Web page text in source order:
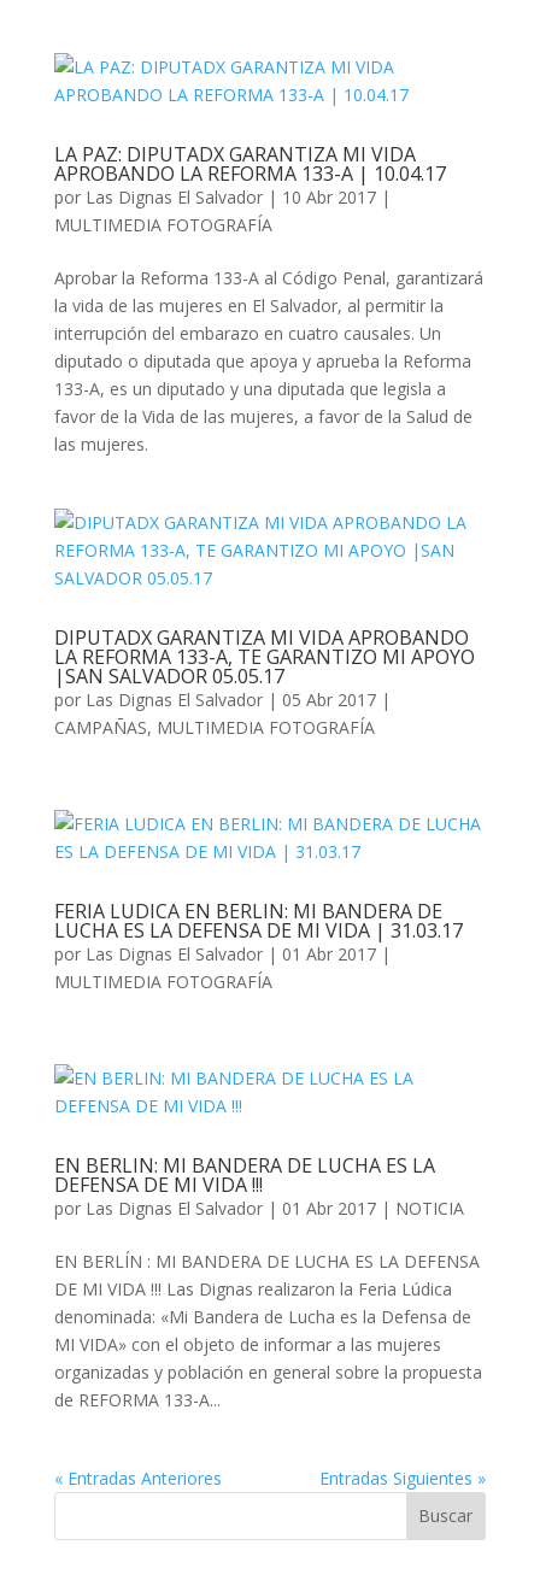
LA PAZ: DIPUTADX GARANTIZA MI VIDA
APROBANDO LA REFORMA 133-A | 10.04.17
por Las Dignas El Salvador| 10 Abr 2017|
MULTIMEDIA FOTOGRAFÍA
Aprobar la Reforma 133-A al Código Penal, garantizará
la vida de las mujeres en El Salvador, al permitir la
interrupción del embarazo en cuatro causales. Un
diputado o diputada que apoya y aprueba la Reforma
133-A, es un diputado y una diputada que legisla a
favor de la Vida de las mujeres, a favor de la Salud de
las mujeres.
DIPUTADX GARANTIZA MI VIDA APROBANDO
LA REFORMA 133-A, TE GARANTIZO MI APOYO
|SAN SALVADOR 05.05.17
por Las Dignas El Salvador| 05 Abr 2017|
CAMPAÑAS, MULTIMEDIA FOTOGRAFÍA
FERIA LUDICA EN BERLIN: MI BANDERA DE
LUCHA ES LA DEFENSA DE MI VIDA | 31.03.17
por Las Dignas El Salvador| 01 Abr 2017|
MULTIMEDIA FOTOGRAFÍA
EN BERLIN: MI BANDERA DE LUCHA ES LA
DEFENSA DE MI VIDA !!!
por Las Dignas El Salvador| 01 Abr 2017| NOTICIA
EN BERLÍN : MI BANDERA DE LUCHA ES LA DEFENSA
DE MI VIDA !!! Las Dignas realizaron la Feria Lúdica
denominada: «Mi Bandera de Lucha es la Defensa de
MI VIDA» con el objeto de informar a las mujeres
organizadas y población en general sobre la propuesta
de REFORMA 133-A...
« Entradas Anteriores Entradas Siguientes »